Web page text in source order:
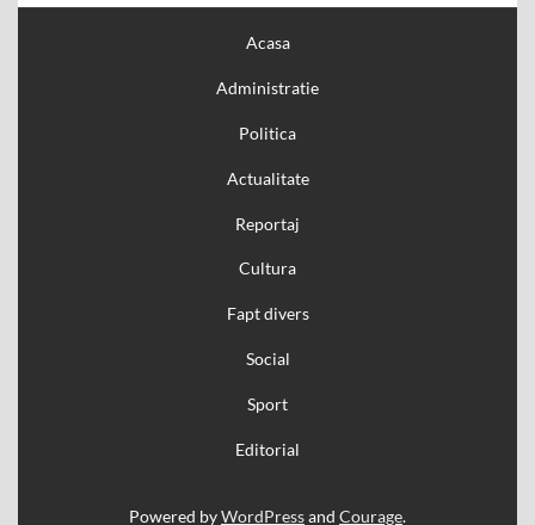
Acasa
Administratie
Politica
Actualitate
Reportaj
Cultura
Fapt divers
Social
Sport
Editorial
Powered byWordPressand Courage.